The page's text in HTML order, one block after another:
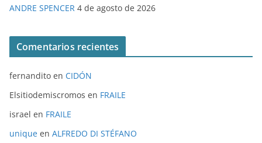
ANDRE SPENCER 4 de agosto de 2026
Comentarios recientes
fernandito en CIDÓN
Elsitiodemiscromos en FRAILE
israel en FRAILE
unique en ALFREDO DI STÉFANO